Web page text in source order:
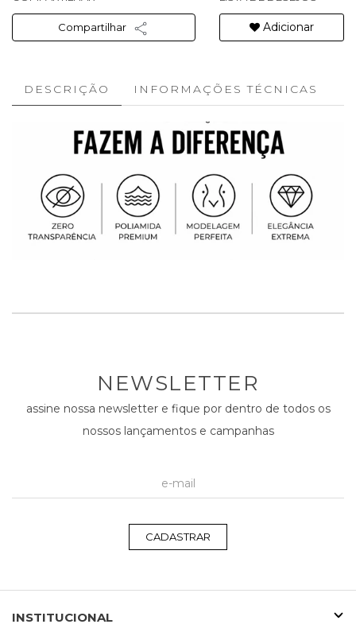
Compartilhar Adicionar
DESCRIÇÃO INFORMAÇÕES TÉCNICAS
NEWSLETTER
assine nossa newsletter e fique por dentro de todos os
nossos lançamentos e campanhas
CADASTRAR
INSTITUCIONAL